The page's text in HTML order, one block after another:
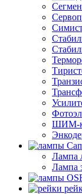
ШИМ-
Лампа
Лампа